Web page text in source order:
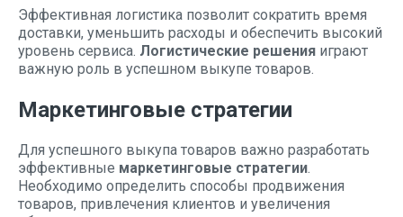
Эффективная логистика позволит сократить время
доставки, уменьшить расходы и обеспечить высокий
уровень сервиса. Логистические решения играют
важную роль в успешном выкупе товаров.
Маркетинговые стратегии
Для успешного выкупа товаров важно разработать
эффективные маркетинговые стратегии.
Необходимо определить способы продвижения
товаров, привлечения клиентов и увеличения